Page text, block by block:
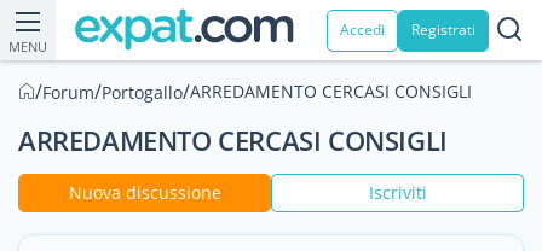
MENU
Accedi Registrati
/Forum/Portogallo/ARREDAMENTO CERCASI CONSIGLI
ARREDAMENTO CERCASI CONSIGLI
Nuova discussione Iscriviti